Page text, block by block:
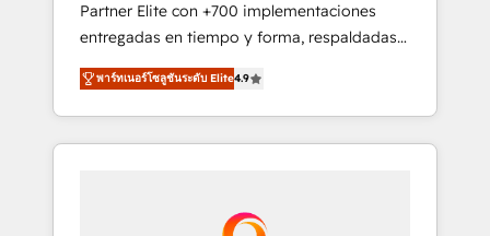
the CRM platform into your digital
ecosystem. Would you like support in
deploying your inbound marketing strategy?
We'll provide support tailored to your needs
and sales objectives. With 125+ certifications,
we are part of the most certified Canadian
coast), our services are offered in both
Partner Elite con +700 implementaciones
entregadas en tiempo y forma, respaldadas
por 6 acreditaciones de HubSpot y un
equipo de 6 Certified Trainers avalados por
HubSpot Academy. Acompañamos a las
empresas en cada etapa de su crecimiento
Nos caracterizamos por combinar excelencia
พาร์ทเนอร์โซลูชันระดับ Elite4.9